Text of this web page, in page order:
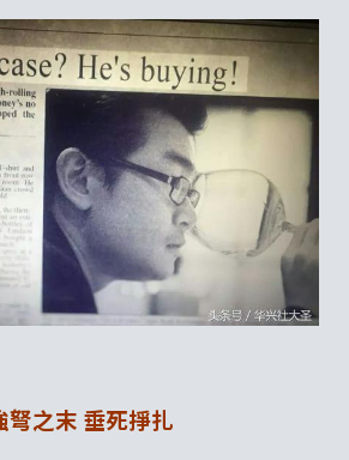
弩之末 垂死掙扎